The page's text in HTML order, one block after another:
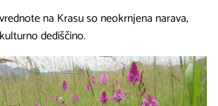
na Krasu so neokrnjena narava,
dediščino.